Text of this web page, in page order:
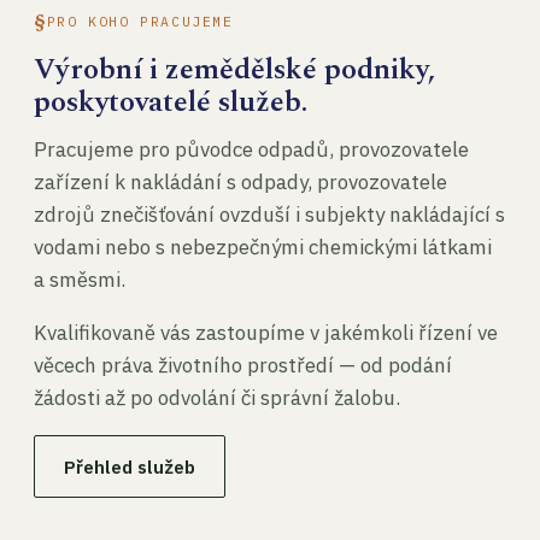
PRO KOHO PRACUJEME
Výrobní i zemědělské podniky,
poskytovatelé služeb.
Pracujeme pro původce odpadů, provozovatele
zařízení k nakládání s odpady, provozovatele
zdrojů znečišťování ovzduší i subjekty nakládající s
vodami nebo s nebezpečnými chemickými látkami
a směsmi.
Kvalifikovaně vás zastoupíme v jakémkoli řízení ve
věcech práva životního prostředí — od podání
žádosti až po odvolání či správní žalobu.
Přehled služeb